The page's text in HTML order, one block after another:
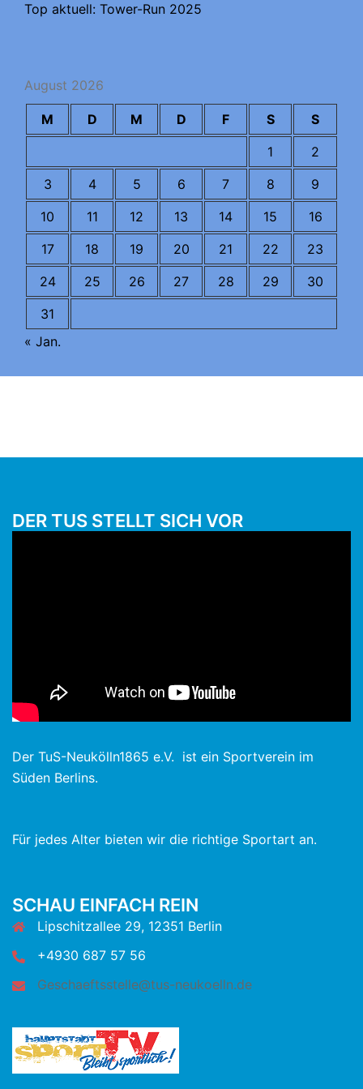
Top aktuell: Tower-Run 2025
August 2026
M D M D F S
S
1
2
3
4 5 6 7 8
9
10
11 12 13 14 15
16
17
18 19 20 21 22
23
24
25 26 27 28 29
30
31
« Jan.
DER TUS STELLT SICH VOR
Der TuS-Neukölln1865 e.V. ist ein Sportverein im
Süden Berlins.
Für jedes Alter bieten wir die richtige Sportart an.
SCHAU EINFACH REIN
Lipschitzallee 29, 12351 Berlin
+4930 687 57 56
Geschaeftsstelle@tus-neukoelln.de